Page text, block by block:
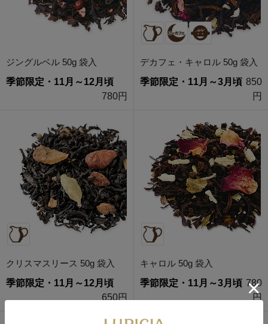
ジングルベル 50g 袋入
季節限定・11月～12月頃
780円
デカフェ・キャロル 50g 袋入
季節限定・11月～3月頃 850
円
クリスマスリース 50g 袋入
季節限定・11月～12月頃
650円
キャロル 50g 袋入
季節限定・11月～3月頃 780
円